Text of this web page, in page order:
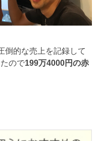
倒的な売上を記録して
ので199万4000円の赤